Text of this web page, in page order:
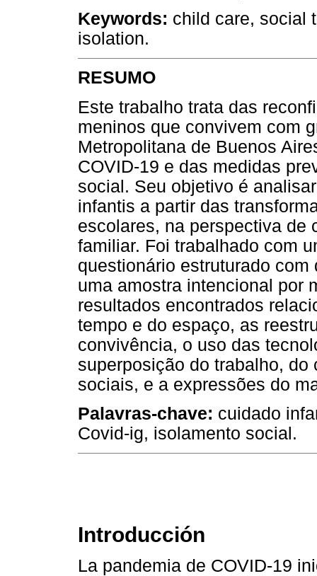
Keywords: child care, social
isolation.
RESUMO
Este trabalho trata das
meninos que convivem com
Metropolitana de Buenos
COVID-19 e das medidas
social. Seu objetivo é
infantis a partir das
escolares, na perspectiva de
familiar. Foi trabalhado com
questionário estruturado
uma amostra intencional por
resultados encontrados
tempo e do espaço, as
convivência, o uso das
superposição do trabalho,
sociais, e a expressões do
Palavras-chave: cuidado
Covid-ig, isolamento social.
Introducción
La pandemia de COVID-19